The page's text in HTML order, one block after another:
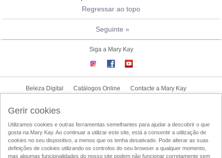
Regressar ao topo
Seguinte »
Siga a Mary Kay
Beleza Digital Catálogos Online
Contacte a Mary Kay
Condições de Utilização Politica de Privacidade
Politica-UGC
Acesso ao Mary Kay Intouch
Localizador de Consultoras de Beleza
DSA
Gerir cookies
Utilizamos cookies e outras ferramentas semelhantes para ajudar a descobrir o que
gosta na Mary Kay. Ao continuar a utilizar este site, está a consentir a utilização de
cookies no seu dispositivo, a menos que os tenha desativado. Pode alterar as suas
definições de cookies utilizando os controlos do seu browser a qualquer momento,
mas algumas funcionalidades do nosso site podem não funcionar corretamente sem